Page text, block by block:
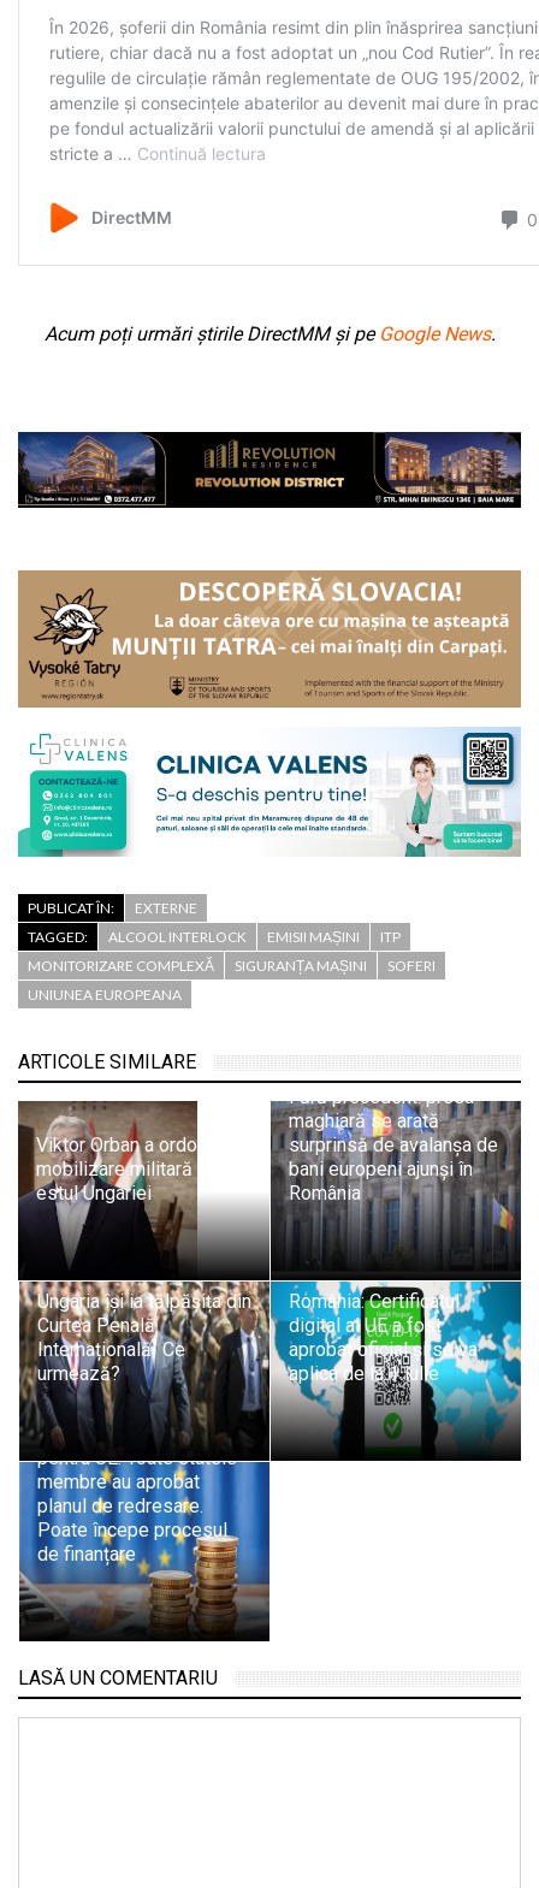
Acum poți urmări știrile DirectMM și pe Google News.
PUBLICAT ÎN:
EXTERNE
TAGGED:
ALCOOL INTERLOCK EMISII MAȘINI
ITP
MONITORIZARE COMPLEXĂ
SIGURANȚA MAȘINI
SOFERI
UNIUNEA EUROPEANA
ARTICOLE SIMILARE
Viktor Orban a ordonat
mobilizare militară în
estul Ungariei
Fără precedent: presa
maghiară se arată
surprinsă de avalanșa de
bani europeni ajunși în
România
Ungaria își ia tălpășița din
Curtea Penală
Internațională! Ce
urmează?
România: Certificatul
digital al UE a fost
aprobat oficial și se va
aplica de la 1 iulie
Fapt: Moment „istoric”
pentru UE. Toate statele
membre au aprobat
planul de redresare.
Poate începe procesul
de finanțare
LASĂ UN COMENTARIU